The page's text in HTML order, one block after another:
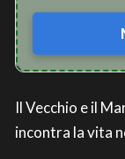
Il Vecchio e il
incontra la vita